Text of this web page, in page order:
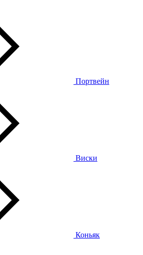
Портвейн
Виски
Коньяк